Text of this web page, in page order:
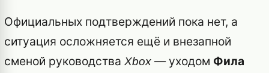
Официальных подтверждений пока нет, а
ситуация осложняется ещё и внезапной
сменой руководства Xbox — уходом Фила